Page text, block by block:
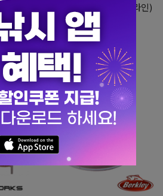
프릭스 암부시 블랙멀티(모노라인)
10,000
10% 9,000원